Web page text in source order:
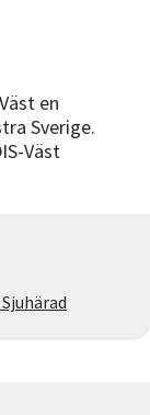
en
Sverige.
Väst